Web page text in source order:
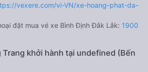
vexere.com/vi-VN/xe-hoang-phat-da-
đặt mua vé xe Bình Định Đắk Lắk: 1900
Trang khởi hành tại undefined (Bến